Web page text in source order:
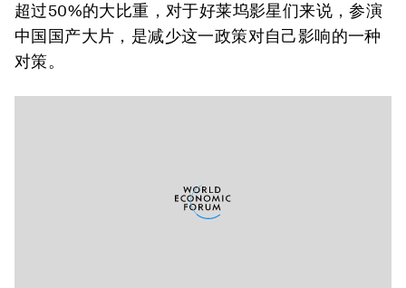
超过50%的大比重，对于好莱坞影星们来说，参演
中国国产大片，是减少这一政策对自己影响的一种
对策。